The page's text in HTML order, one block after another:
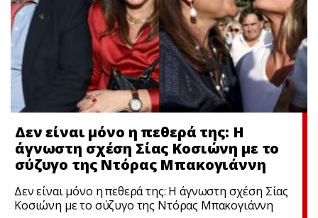
Δεν είναι μόνο η πεθερά της: Η
άγνωστη σχέση Σίας Κοσιώνη με το
σύζυγο της Ντόρας Μπακογιάννη
Δεν είναι μόνο η πεθερά της: Η άγνωστη σχέση Σίας
Κοσιώνη με το σύζυγο της Ντόρας Μπακογιάννη